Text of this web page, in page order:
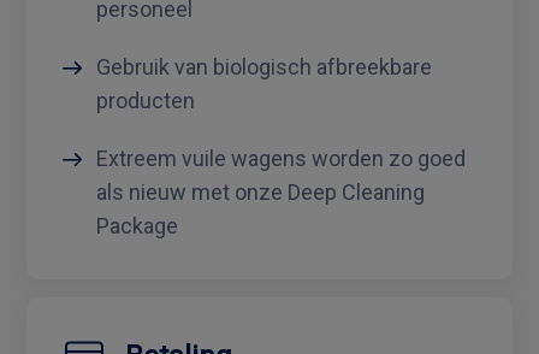
personeel
Gebruik van biologisch afbreekbare
producten
Extreem vuile wagens worden zo goed
als nieuw met onze Deep Cleaning
Package